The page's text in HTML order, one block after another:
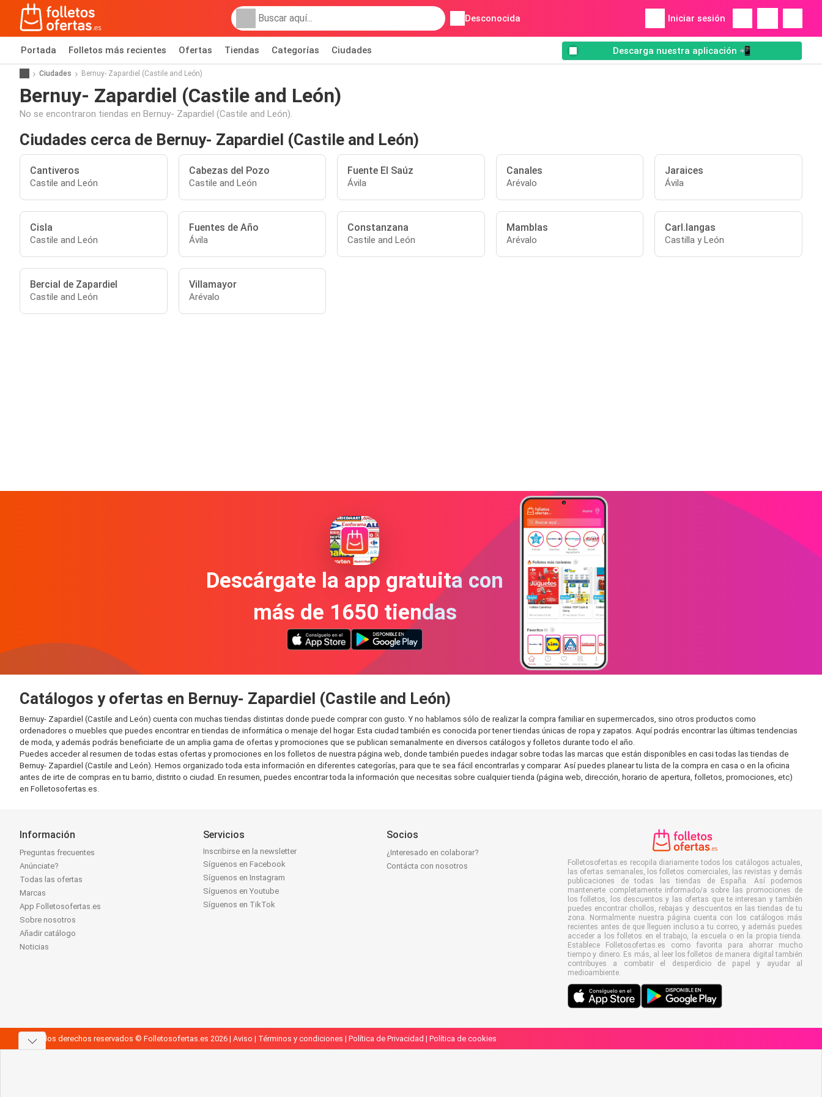
Desconocida Iniciar sesión
Portada Folletos más recientes Ofertas Tiendas Categorías Ciudades Descarga nuestra aplicación 📲
Ciudades Bernuy- Zapardiel (Castile and León)
Bernuy- Zapardiel (Castile and León)
No se encontraron tiendas en Bernuy- Zapardiel (Castile and León).
Ciudades cerca de Bernuy- Zapardiel (Castile and León)
Cantiveros
Castile and León
Cabezas del Pozo
Castile and León
Fuente El Saúz
Ávila
Canales
Arévalo
Jaraices
Ávila
Cisla
Castile and León
Fuentes de Año
Ávila
Constanzana
Castile and León
Mamblas
Arévalo
Carl.langas
Castilla y León
Bercial de Zapardiel
Castile and León
Villamayor
Arévalo
Descárgate la app gratuita con
más de 1650 tiendas
Catálogos y ofertas en Bernuy- Zapardiel (Castile and León)
Bernuy- Zapardiel (Castile and León) cuenta con muchas tiendas distintas donde puede comprar con gusto. Y no hablamos sólo de realizar la compra familiar en supermercados, sino otros productos como
ordenadores o muebles que puedes encontrar en tiendas de informática o menaje del hogar. Esta ciudad también es conocida por tener tiendas únicas de ropa y zapatos. Aquí podrás encontrar las últimas tendencias
de moda, y además podrás beneficiarte de un amplia gama de ofertas y promociones que se publican semanalmente en diversos catálogos y folletos durante todo el año.
Puedes acceder al resumen de todas estas ofertas y promociones en los folletos de nuestra página web, donde también puedes indagar sobre todas las marcas que están disponibles en casi todas las tiendas de
Bernuy- Zapardiel (Castile and León). Hemos organizado toda esta información en diferentes categorías, para que te sea fácil encontrarlas y comparar. Así puedes planear tu lista de la compra en casa o en la oficina
antes de irte de compras en tu barrio, distrito o ciudad. En resumen, puedes encontrar toda la información que necesitas sobre cualquier tienda (página web, dirección, horario de apertura, folletos, promociones, etc)
en Folletosofertas.es.
Información
Preguntas frecuentes
Anúnciate?
Todas las ofertas
Marcas
App Folletosofertas.es
Sobre nosotros
Añadir catálogo
Noticias
Servicios
Inscribirse en la newsletter
Síguenos en Facebook
Síguenos en Instagram
Síguenos en Youtube
Síguenos en TikTok
Socios
¿Interesado en colaborar?
Contácta con nosotros
Folletosofertas.es recopila diariamente todos los catálogos actuales,
las ofertas semanales, los folletos comerciales, las revistas y demás
publicaciones de todas las tiendas de España. Así podemos
mantenerte completamente informado/a sobre las promociones de
los folletos, los descuentos y las ofertas que te interesan y también
puedes encontrar chollos, rebajas y descuentos en las tiendas de tu
zona. Normalmente nuestra página cuenta con los catálogos más
recientes antes de que lleguen incluso a tu correo, y además puedes
acceder a los folletos en el trabajo, la escuela o en la propia tienda.
Establece Folletosofertas.es como favorita para ahorrar mucho
tiempo y dinero. Es más, al leer los folletos de manera digital también
contribuyes a combatir el desperdicio de papel y ayudar al
medioambiente.
Todos los derechos reservados © Folletosofertas.es 2026 | Aviso | Términos y condiciones | Política de Privacidad | Política de cookies